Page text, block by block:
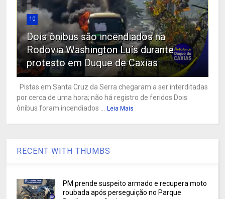
10
Dois ônibus são incendiados na
Rodovia Washington Luís durante
protesto em Duque de Caxias
Pistas em Santa Cruz da Serra chegaram a ser interditadas
por cerca de uma hora; não há registro de feridos Dois
ônibus foram incendiados ...
Leia Mais
RECENT WITH THUMBS
PM prende suspeito armado e recupera moto
roubada após perseguição no Parque